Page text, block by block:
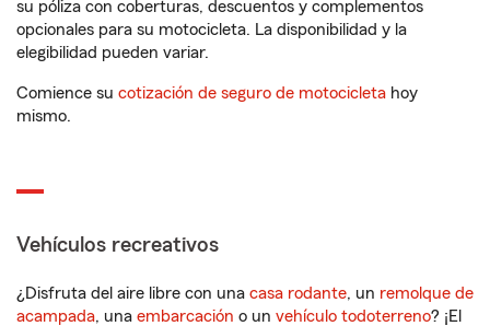
su póliza con coberturas, descuentos y complementos
opcionales para su motocicleta. La disponibilidad y la
elegibilidad pueden variar.
Comience su cotización de seguro de motocicleta hoy
mismo.
Vehículos recreativos
¿Disfruta del aire libre con una casa rodante, un remolque de
acampada, una embarcación o un vehículo todoterreno? ¡El